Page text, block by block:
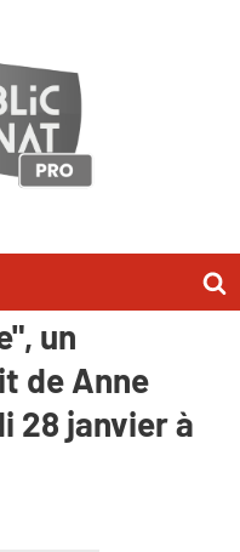
secoués, la
un
de Anne
28 janvier à